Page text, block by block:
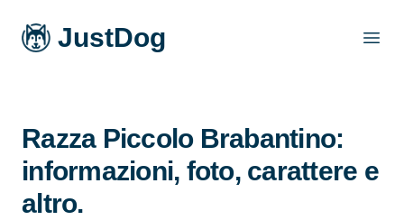
JustDog
Razza Piccolo Brabantino:
informazioni, foto, carattere e
altro.